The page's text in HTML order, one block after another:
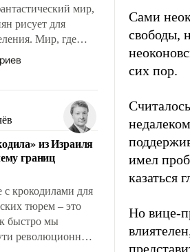
мир,
рисует для
Мир, где
все должны
где его
оплачиваться за
и где за свои
отвечать.
из Израиля
границ
с крокодилами для
тюрем – это
быстро мы
революционных
Сами
свободы,
сих пор.
имел
казаться
Но вице-